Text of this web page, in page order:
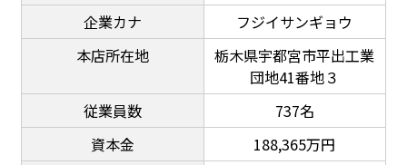
企業カナ
フジイサンギョウ
本店所在地
栃木県宇都宮市平出工業
団地41番地３
従業員数
737名
資本金
188,365万円